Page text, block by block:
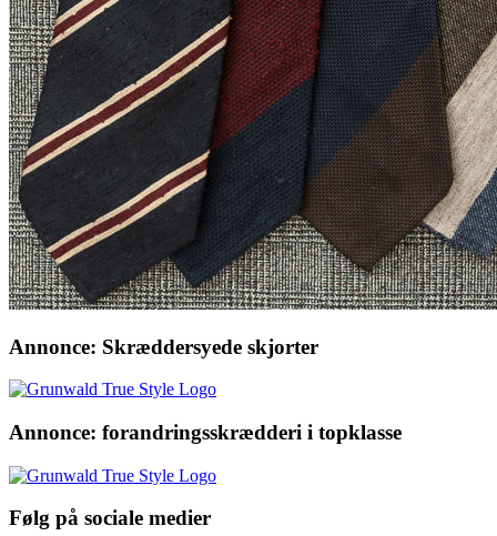
Annonce: Skræddersyede skjorter
Annonce: forandringsskrædderi i topklasse
Følg på sociale medier